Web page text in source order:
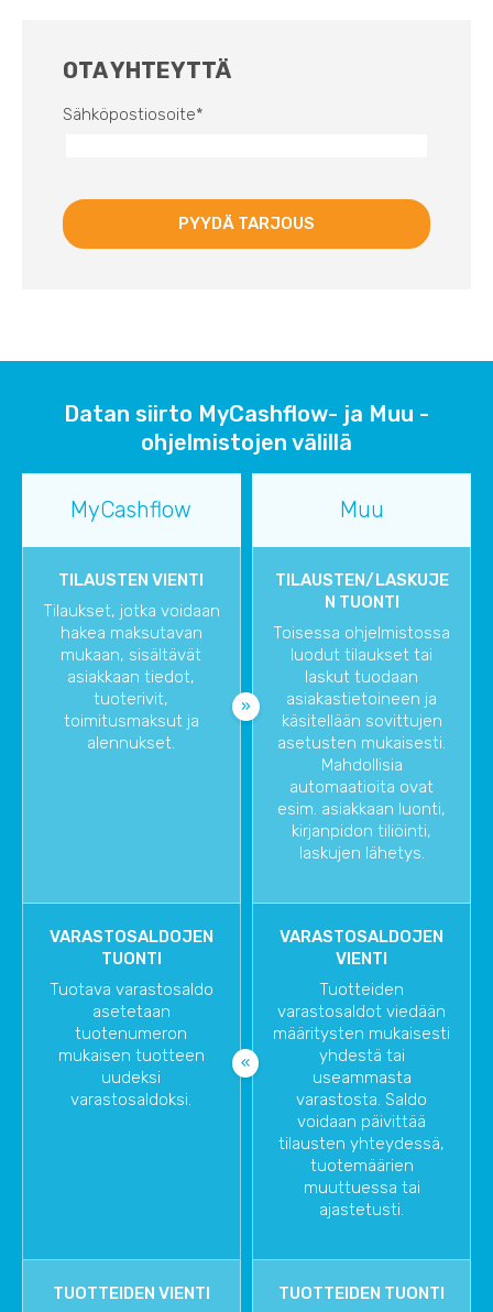
OTA YHTEYTTÄ
Sähköpostiosoite*
Datan siirto MyCashflow- ja Muu -
ohjelmistojen välillä
MyCashflow Muu
TILAUSTEN VIENTI
Tilaukset, jotka voidaan
hakea maksutavan
mukaan, sisältävät
asiakkaan tiedot,
tuoterivit,
toimitusmaksut ja
alennukset.
TILAUSTEN/LASKUJE
N TUONTI
Toisessa ohjelmistossa
luodut tilaukset tai
laskut tuodaan
asiakastietoineen ja
käsitellään sovittujen
asetusten mukaisesti.
Mahdollisia
automaatioita ovat
esim. asiakkaan luonti,
kirjanpidon tiliöinti,
laskujen lähetys.
VARASTOSALDOJEN
TUONTI
Tuotava varastosaldo
asetetaan
tuotenumeron
mukaisen tuotteen
uudeksi
varastosaldoksi.
VARASTOSALDOJEN
VIENTI
Tuotteiden
varastosaldot viedään
määritysten mukaisesti
yhdestä tai
useammasta
varastosta. Saldo
voidaan päivittää
tilausten yhteydessä,
tuotemäärien
muuttuessa tai
ajastetusti.
TUOTTEIDEN VIENTI
TUOTTEIDEN TUONTI